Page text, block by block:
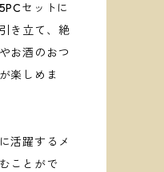
セットに
き立て、絶
お酒のおつ
楽しめま
活躍するメ
ことがで